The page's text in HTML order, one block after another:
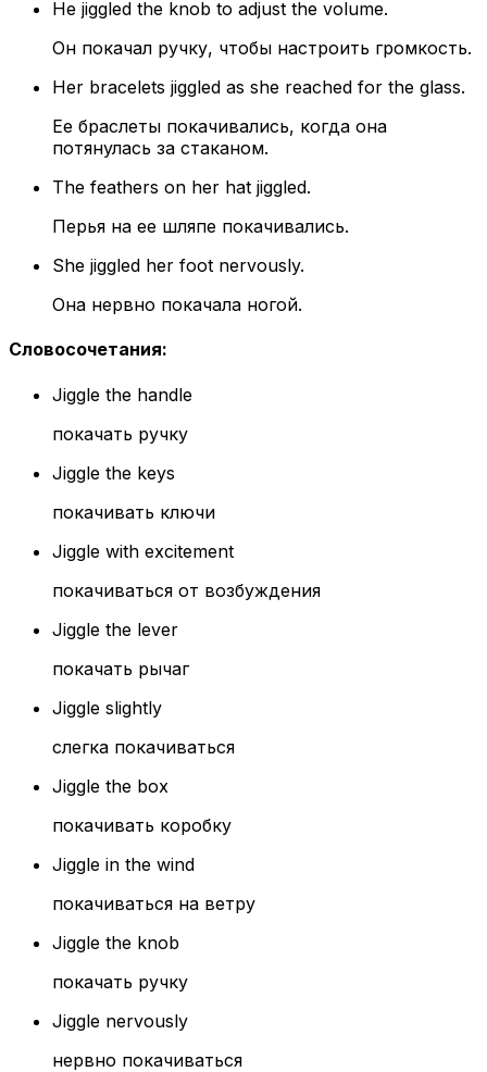
He jiggled the knob to adjust the volume.
Он покачал ручку, чтобы настроить громкость.
Her bracelets jiggled as she reached for the glass.
Ее браслеты покачивались, когда она
потянулась за стаканом.
The feathers on her hat jiggled.
Перья на ее шляпе покачивались.
She jiggled her foot nervously.
Она нервно покачала ногой.
Словосочетания:
Jiggle the handle
покачать ручку
Jiggle the keys
покачивать ключи
Jiggle with excitement
покачиваться от возбуждения
Jiggle the lever
покачать рычаг
Jiggle slightly
слегка покачиваться
Jiggle the box
покачивать коробку
Jiggle in the wind
покачиваться на ветру
Jiggle the knob
покачать ручку
Jiggle nervously
нервно покачиваться